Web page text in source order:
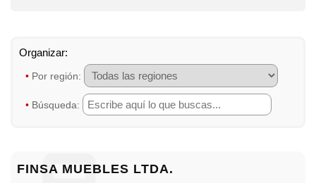
• Por región:
• Búsqueda:
FINSA MUEBLES LTDA.